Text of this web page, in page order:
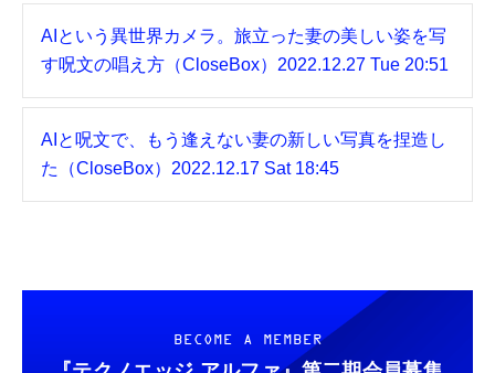
AIという異世界カメラ。旅立った妻の美しい姿を写
す呪文の唱え方（CloseBox） 2022.12.27 Tue 20:51
AIと呪文で、もう逢えない妻の新しい写真を捏造し
た（CloseBox） 2022.12.17 Sat 18:45
BECOME A MEMBER